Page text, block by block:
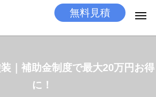
無料見積
｜補助金制度で最大20万円お得
に！
る 電話する